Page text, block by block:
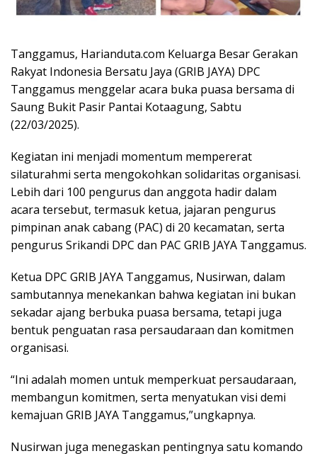
Tanggamus, Harianduta.com Keluarga Besar Gerakan
Rakyat Indonesia Bersatu Jaya (GRIB JAYA) DPC
Tanggamus menggelar acara buka puasa bersama di
Saung Bukit Pasir Pantai Kotaagung, Sabtu
(22/03/2025).
Kegiatan ini menjadi momentum mempererat
silaturahmi serta mengokohkan solidaritas organisasi.
Lebih dari 100 pengurus dan anggota hadir dalam
acara tersebut, termasuk ketua, jajaran pengurus
pimpinan anak cabang (PAC) di 20 kecamatan, serta
pengurus Srikandi DPC dan PAC GRIB JAYA Tanggamus.
Ketua DPC GRIB JAYA Tanggamus, Nusirwan, dalam
sambutannya menekankan bahwa kegiatan ini bukan
sekadar ajang berbuka puasa bersama, tetapi juga
bentuk penguatan rasa persaudaraan dan komitmen
organisasi.
“Ini adalah momen untuk memperkuat persaudaraan,
membangun komitmen, serta menyatukan visi demi
kemajuan GRIB JAYA Tanggamus,”ungkapnya.
Nusirwan juga menegaskan pentingnya satu komando